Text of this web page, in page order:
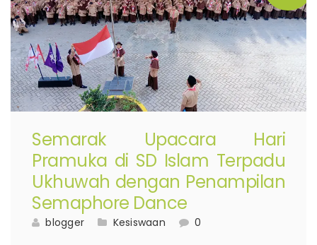
Semarak Upacara Hari
Pramuka di SD Islam Terpadu
Ukhuwah dengan Penampilan
Semaphore Dance
blogger Kesiswaan 0